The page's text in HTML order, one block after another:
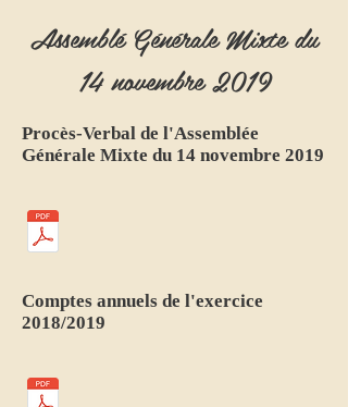
Assemblé Générale Mixte du
14 novembre 2019
Procès-Verbal de l'Assemblée
Générale Mixte du 14 novembre 2019
Comptes annuels de l'exercice
2018/2019